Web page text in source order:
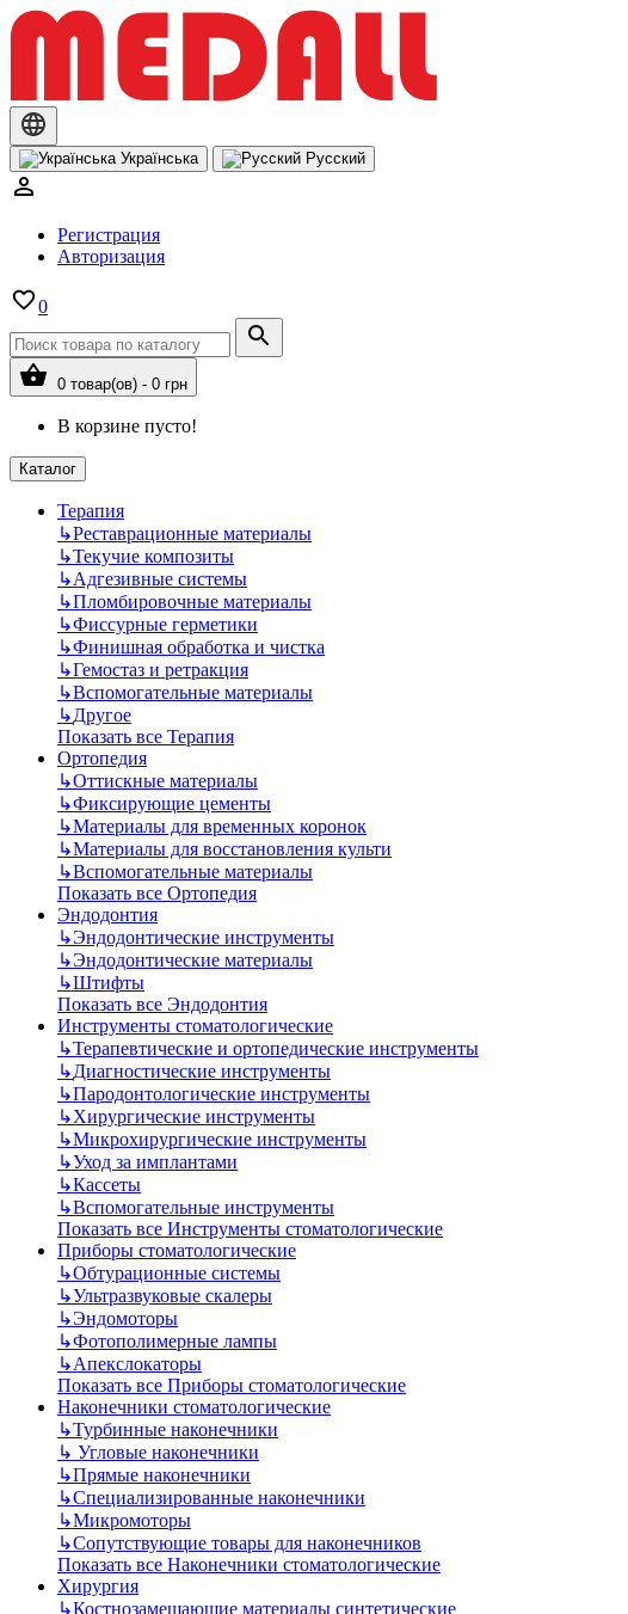
Українська Русский
Регистрация
Авторизация
0
0 товар(ов) - 0 грн
В корзине пусто!
Каталог
Терапия
↳Реставрационные материалы
↳Текучие композиты
↳Адгезивные системы
↳Пломбировочные материалы
↳Фиссурные герметики
↳Финишная обработка и чистка
↳Гемостаз и ретракция
↳Вспомогательные материалы
↳Другое
Показать все Терапия
Ортопедия
↳Оттискные материалы
↳Фиксирующие цементы
↳Материалы для временных коронок
↳Материалы для восстановления культи
↳Вспомогательные материалы
Показать все Ортопедия
Эндодонтия
↳Эндодонтические инструменты
↳Эндодонтические материалы
↳Штифты
Показать все Эндодонтия
Инструменты стоматологические
↳Терапевтические и ортопедические инструменты
↳Диагностические инструменты
↳Пародонтологические инструменты
↳Хирургические инструменты
↳Микрохирургические инструменты
↳Уход за имплантами
↳Кассеты
↳Вспомогательные инструменты
Показать все Инструменты стоматологические
Приборы стоматологические
↳Обтурационные системы
↳Ультразвуковые скалеры
↳Эндомоторы
↳Фотополимерные лампы
↳Апекслокаторы
Показать все Приборы стоматологические
Наконечники стоматологические
↳Турбинные наконечники
↳ Угловые наконечники
↳Прямые наконечники
↳Специализированные наконечники
↳Микромоторы
↳Сопутствующие товары для наконечников
Показать все Наконечники стоматологические
Хирургия
↳Костнозамещающие материалы синтетические